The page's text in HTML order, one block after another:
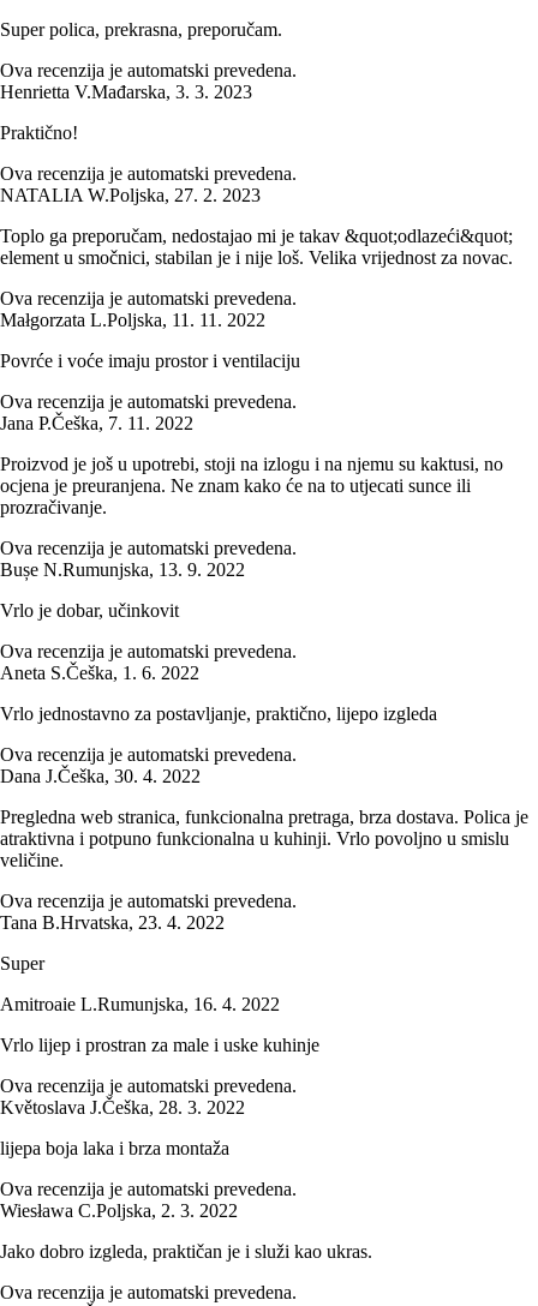
Super polica, prekrasna, preporučam.
Ova recenzija je automatski prevedena.
Henrietta V.Mađarska, 3. 3. 2023
Praktično!
Ova recenzija je automatski prevedena.
NATALIA W.Poljska, 27. 2. 2023
Toplo ga preporučam, nedostajao mi je takav &quot;odlazeći&quot;
element u smočnici, stabilan je i nije loš. Velika vrijednost za novac.
Ova recenzija je automatski prevedena.
Małgorzata L.Poljska, 11. 11. 2022
Povrće i voće imaju prostor i ventilaciju
Ova recenzija je automatski prevedena.
Jana P.Češka, 7. 11. 2022
Proizvod je još u upotrebi, stoji na izlogu i na njemu su kaktusi, no
ocjena je preuranjena. Ne znam kako će na to utjecati sunce ili
prozračivanje.
Ova recenzija je automatski prevedena.
Bușe N.Rumunjska, 13. 9. 2022
Vrlo je dobar, učinkovit
Ova recenzija je automatski prevedena.
Aneta S.Češka, 1. 6. 2022
Vrlo jednostavno za postavljanje, praktično, lijepo izgleda
Ova recenzija je automatski prevedena.
Dana J.Češka, 30. 4. 2022
Pregledna web stranica, funkcionalna pretraga, brza dostava. Polica je
atraktivna i potpuno funkcionalna u kuhinji. Vrlo povoljno u smislu
veličine.
Ova recenzija je automatski prevedena.
Tana B.Hrvatska, 23. 4. 2022
Super
Amitroaie L.Rumunjska, 16. 4. 2022
Vrlo lijep i prostran za male i uske kuhinje
Ova recenzija je automatski prevedena.
Květoslava J.Češka, 28. 3. 2022
lijepa boja laka i brza montaža
Ova recenzija je automatski prevedena.
Wiesława C.Poljska, 2. 3. 2022
Jako dobro izgleda, praktičan je i služi kao ukras.
Ova recenzija je automatski prevedena.